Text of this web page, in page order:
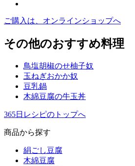
ご購入は、オンラインショップへ
その他のおすすめ料理
鳥塩胡椒のせ柚子奴
玉ねぎおかか奴
豆乳鍋
木綿豆腐の牛玉丼
365日レシピのトップへ
商品から探す
絹ごし豆腐
木綿豆腐